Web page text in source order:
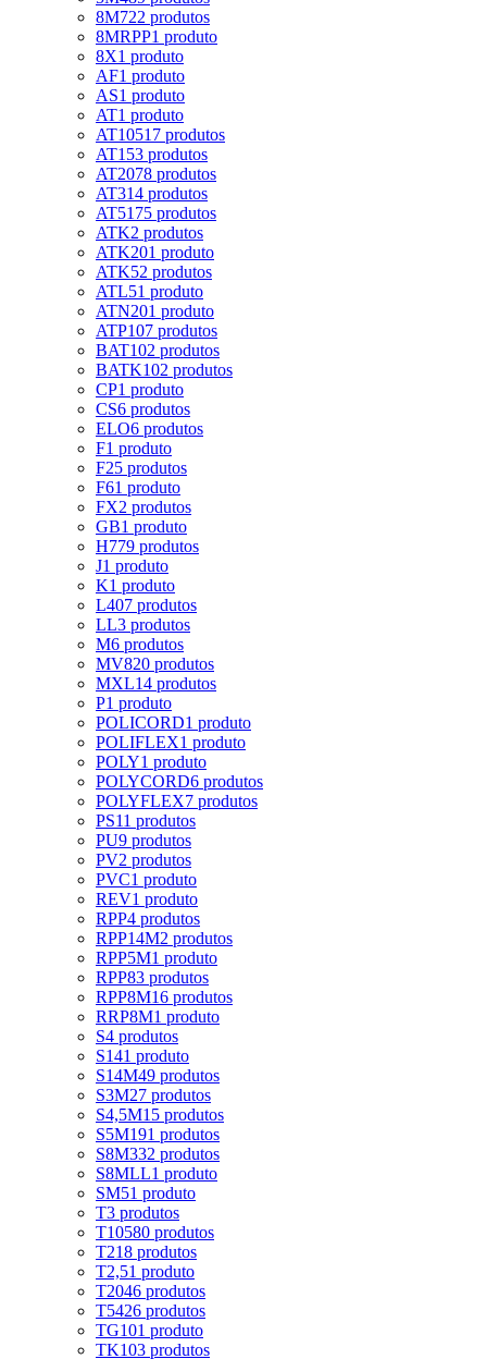
8M722 produtos
8MRPP1 produto
8X1 produto
AF1 produto
AS1 produto
AT1 produto
AT10517 produtos
AT153 produtos
AT2078 produtos
AT314 produtos
AT5175 produtos
ATK2 produtos
ATK201 produto
ATK52 produtos
ATL51 produto
ATN201 produto
ATP107 produtos
BAT102 produtos
BATK102 produtos
CP1 produto
CS6 produtos
ELO6 produtos
F1 produto
F25 produtos
F61 produto
FX2 produtos
GB1 produto
H779 produtos
J1 produto
K1 produto
L407 produtos
LL3 produtos
M6 produtos
MV820 produtos
MXL14 produtos
P1 produto
POLICORD1 produto
POLIFLEX1 produto
POLY1 produto
POLYCORD6 produtos
POLYFLEX7 produtos
PS11 produtos
PU9 produtos
PV2 produtos
PVC1 produto
REV1 produto
RPP4 produtos
RPP14M2 produtos
RPP5M1 produto
RPP83 produtos
RPP8M16 produtos
RRP8M1 produto
S4 produtos
S141 produto
S14M49 produtos
S3M27 produtos
S4,5M15 produtos
S5M191 produtos
S8M332 produtos
S8MLL1 produto
SM51 produto
T3 produtos
T10580 produtos
T218 produtos
T2,51 produto
T2046 produtos
T5426 produtos
TG101 produto
TK103 produtos